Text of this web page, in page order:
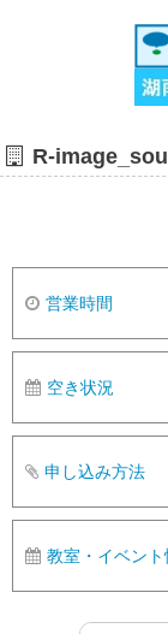
R-
営業時間
空き状況
申し込み方法
教室・イベント